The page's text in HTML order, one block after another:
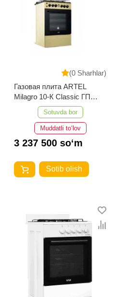
(0 Sharhlar)
Газовая плита ARTEL
Milagro 10-К Classic ГП
(бежевый)
Sotuvda bor
Muddatli to‘lov
3 237 500 so‘m
Sotib olish